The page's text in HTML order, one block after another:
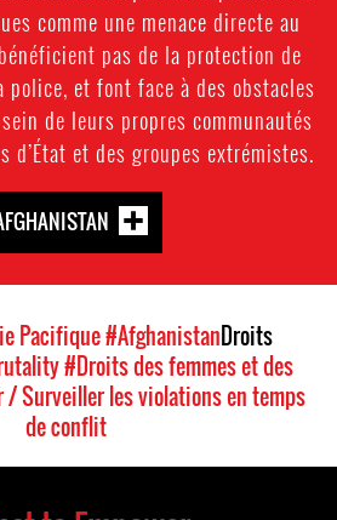
comme une menace directe au
pas de la protection de
police, et font face à des obstacles
de leurs propres communautés
d’État et des groupes extrémistes.
Pacifique#AfghanistanDroits
#Droits des femmes et des
/ Surveiller les violations en temps
de conflit